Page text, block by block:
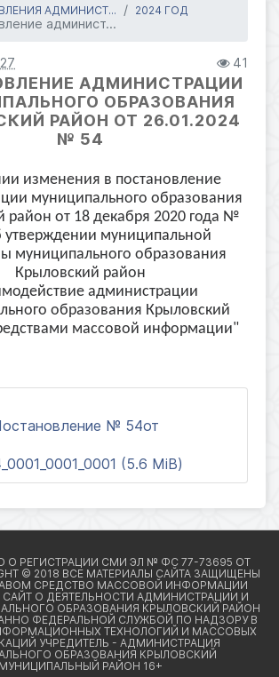
АДМИНИСТ...
2024 ГОД
админист...
41
АДМИНИСТРАЦИИ
ОБРАЗОВАНИЯ
РАЙОН ОТ 26.01.2024
№ 54
изменения в постановление
муниципального образования
район от 18 декабря 2020 года №
утверждении муниципальной
муниципального образования
Крыловский район
администрации
образования Крыловский
массовой информации"
№ 54от
(5.6 MiB)